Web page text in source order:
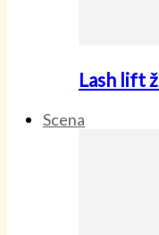
Lash lift
Scena